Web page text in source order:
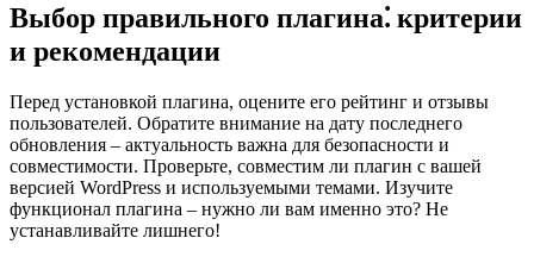
Выбор правильного плагина⁚ критерии
и рекомендации
Перед установкой плагина, оцените его рейтинг и отзывы
пользователей. Обратите внимание на дату последнего
обновления – актуальность важна для безопасности и
совместимости. Проверьте, совместим ли плагин с вашей
версией WordPress и используемыми темами. Изучите
функционал плагина – нужно ли вам именно это? Не
устанавливайте лишнего!